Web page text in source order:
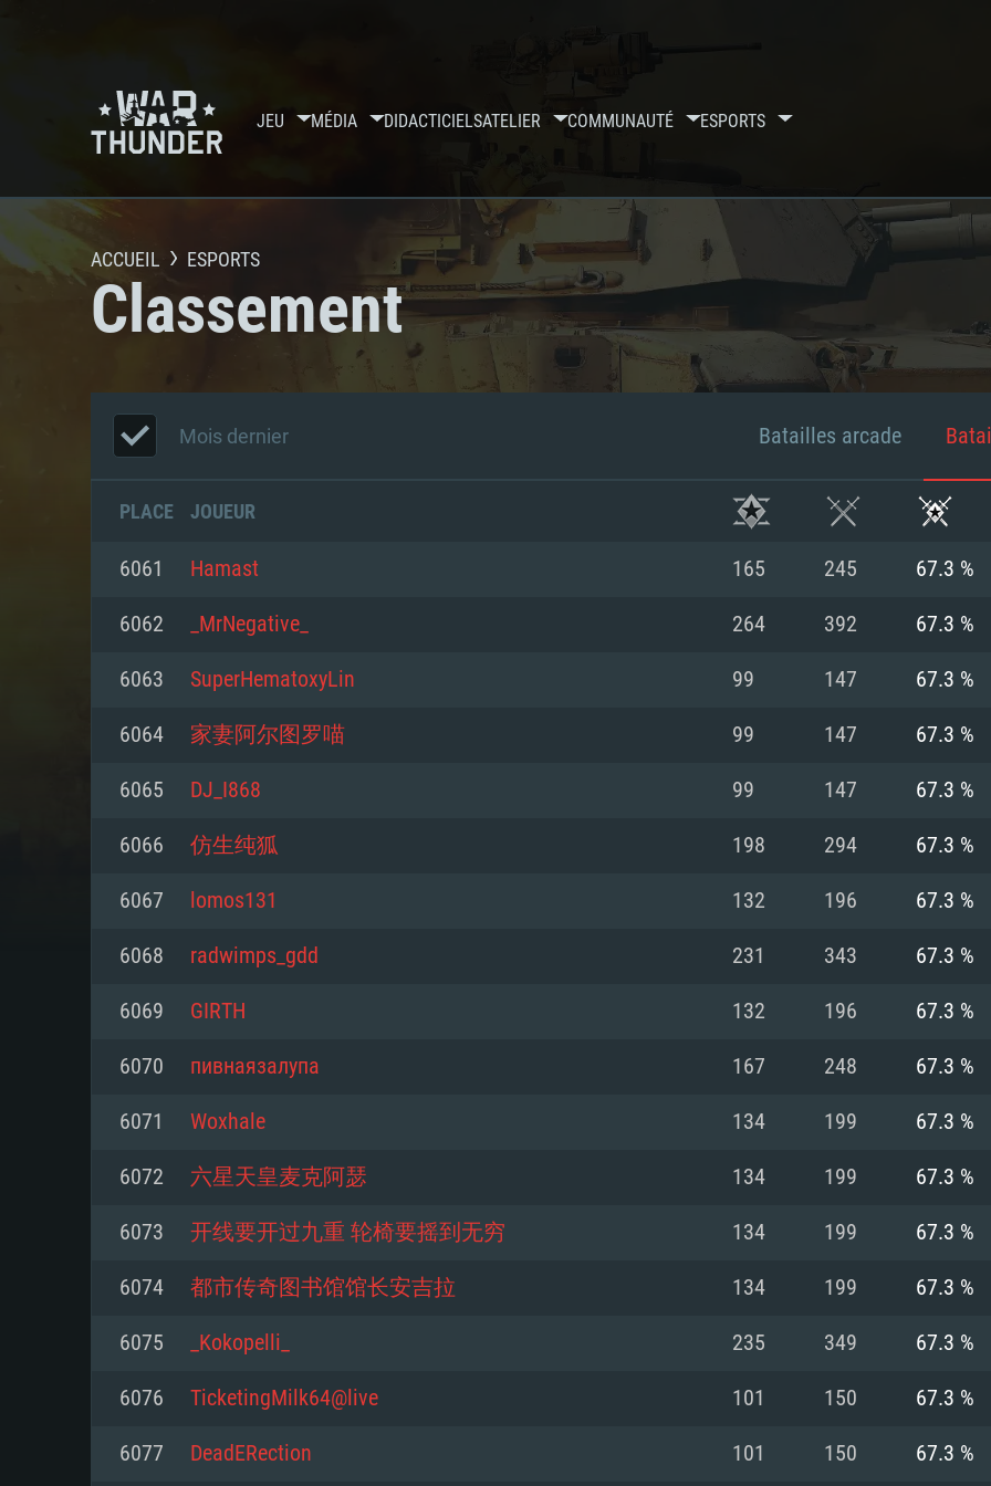
JEU MÉDIA DIDACTICIELSATELIER COMMUNAUTÉ ESPORTS
CONFIGURATION
Minimum
Mémoire: 4 GB
Carte graphique supportant DirectX 11: AMD
Radeon 77XX / NVIDIA GeForce GTX 660. La
résolution minimale supportée par le jeu est de
Carte graphique
drivers: Nvidia
570 et plus.
Connection:
Minimum
processeurs Intel Xeon ne sont pas supportés)
Mémoire: 6 GB
Carte graphique: Intel Iris Pro 5200 (Mac), ou
analogue AMD/Nvidia. La résolution minimale
ne sont pas
Mémoire: 8 GB
Carte graphique:
support de Metal
Connection:
Minimum
modernes
Processeur: Dual-Core 2.4 GHz
Mémoire: 4 GB
Carte graphique: NVIDIA 660 avec les derniers
drivers (moins de 6 mois) / de même pour AMD
de 720p)
Carte graphique:
drivers (moins
(Radeon RX 570)
ACCUEIL ESPORTS
Classement
Mois dernier Batailles arcade
PLACE JOUEUR
6061 Hamast 165 245 67.3 %
6062 _MrNegative_ 264 392 67.3 %
6063 SuperHematoxyLin 99 147 67.3 %
6064 家妻阿尔图罗喵 99 147 67.3 %
6065 DJ_I868 99 147 67.3 %
6066 仿生纯狐 198 294 67.3 %
6067 lomos131 132 196 67.3 %
6068 radwimps_gdd 231 343 67.3 %
6069 ㅤGㅤIㅤRㅤTㅤHㅤ 132 196 67.3 %
6070 пивнаязалупа 167 248 67.3 %
6071 Woxhale 134 199 67.3 %
6072 六星天皇麦克阿瑟 134 199 67.3 %
6073 开线要开过九重 轮椅要摇到无穷 134 199 67.3 %
6074 都市传奇图书馆馆长安吉拉 134 199 67.3 %
6075 _Kokopelli_ 235 349 67.3 %
6076 TicketingMilk64@live 101 150 67.3 %
6077 DeadERection 101 150 67.3 %